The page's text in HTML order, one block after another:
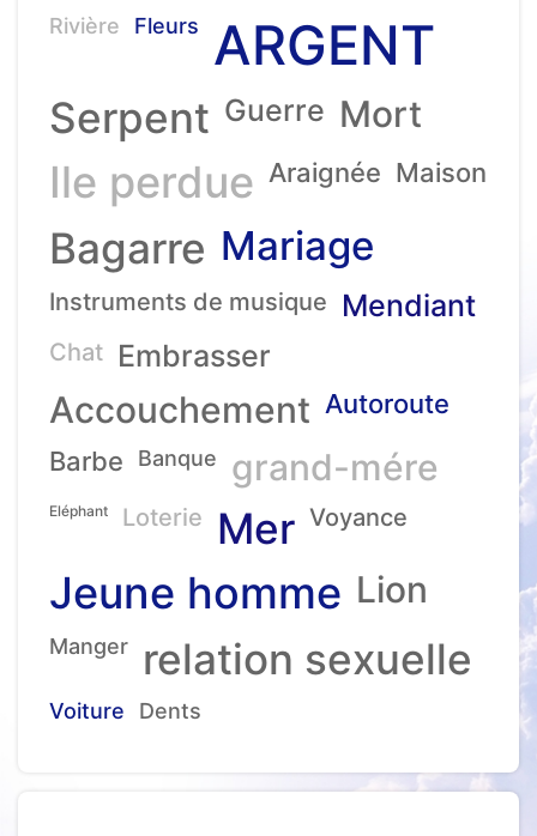
Rivière Fleurs ARGENT
Serpent Guerre Mort
Ile perdue Araignée Maison
Bagarre Mariage
Instruments de musique Mendiant
Chat Embrasser
Accouchement Autoroute
Barbe
Banque grand-mére
Eléphant Loterie Mer Voyance
Jeune homme Lion
Manger relation sexuelle
Voiture Dents